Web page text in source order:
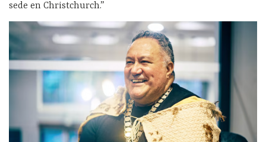
sede en Christchurch.”